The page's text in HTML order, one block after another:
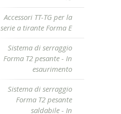
Accessori TT-TG per la
serie a tirante Forma E
Sistema di serraggio
Forma T2 pesante - In
esaurimento
Sistema di serraggio
Forma T2 pesante
saldabile - In